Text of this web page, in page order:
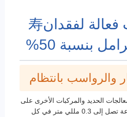
أربعة أساليب فعالة لفقدان寿
الحديد والمركبات الأخرى على
سطح قرص الفرامل بسرعة تصل إلى 0.3 مللي متر في كل